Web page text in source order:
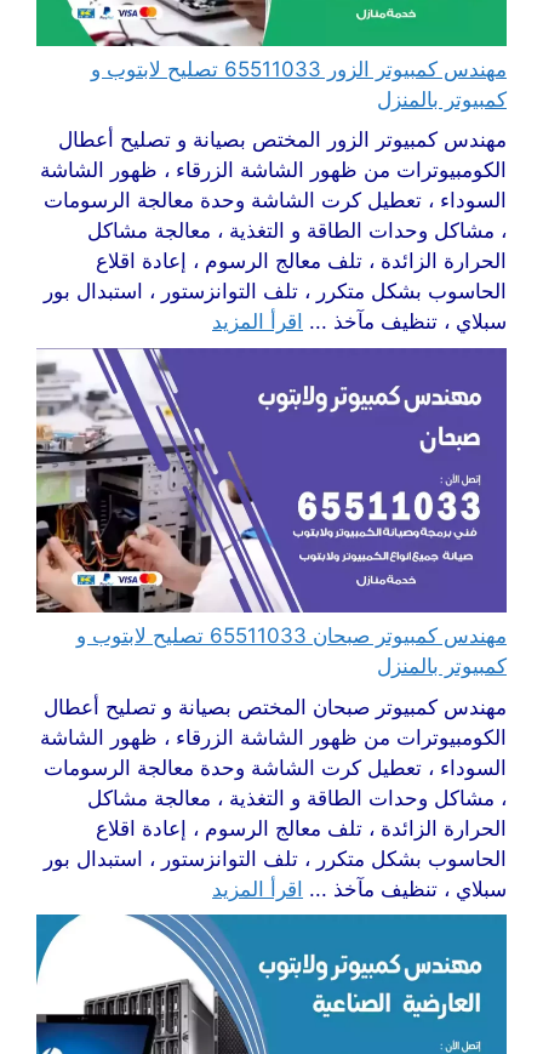
مهندس كمبيوتر الزور 65511033 تصليح لابتوب و
كمبيوتر بالمنزل
مهندس كمبيوتر الزور المختص بصيانة و تصليح أعطال
الكومبيوترات من ظهور الشاشة الزرقاء ، ظهور الشاشة
السوداء ، تعطيل كرت الشاشة وحدة معالجة الرسومات
، مشاكل وحدات الطاقة و التغذية ، معالجة مشاكل
الحرارة الزائدة ، تلف معالج الرسوم ، إعادة اقلاع
الحاسوب بشكل متكرر ، تلف التوانزستور ، استبدال بور
سبلاي ، تنظيف مآخذ ... اقرأ المزيد
مهندس كمبيوتر صبحان 65511033 تصليح لابتوب و
كمبيوتر بالمنزل
مهندس كمبيوتر صبحان المختص بصيانة و تصليح أعطال
الكومبيوترات من ظهور الشاشة الزرقاء ، ظهور الشاشة
السوداء ، تعطيل كرت الشاشة وحدة معالجة الرسومات
، مشاكل وحدات الطاقة و التغذية ، معالجة مشاكل
الحرارة الزائدة ، تلف معالج الرسوم ، إعادة اقلاع
الحاسوب بشكل متكرر ، تلف التوانزستور ، استبدال بور
سبلاي ، تنظيف مآخذ ... اقرأ المزيد